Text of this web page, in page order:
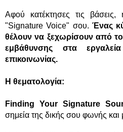
Αφού κατέκτησες τις
"Signature Voice" σου. Ένας
θέλουν να ξεχωρίσουν από
εμβάθυνσης στα
επικοινωνίας.
Η θεματολογία:
Finding Your Signature
σημεία της δικής σου φωνής